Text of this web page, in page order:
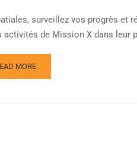
surveillez vos progrès et
de Mission X dans leur
MORE